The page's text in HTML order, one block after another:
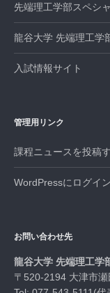
先端理工学部スペシ
龍谷大学 先端理工学
入試情報サイト
管理用リンク
課程ニュースを投稿
WordPressにログイ
お問い合わせ先
龍谷大学 先端理工学
〒520-2194 大津市